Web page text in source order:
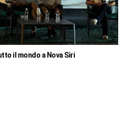
il mondo a Nova Siri